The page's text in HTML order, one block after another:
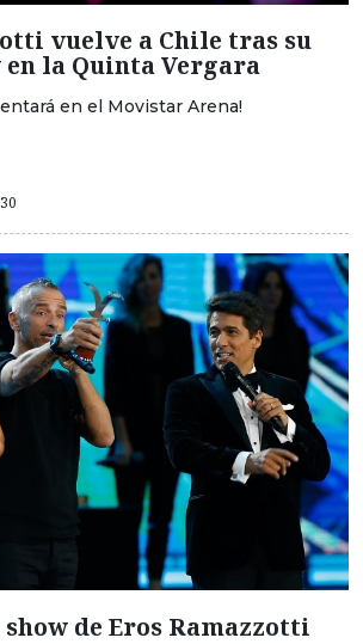
vuelve a Chile tras su
la Quinta Vergara
en el Movistar Arena!
de Eros Ramazzotti